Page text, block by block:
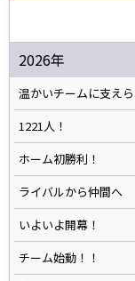
2026年
温かいチームに支え
1221人！
ホーム初勝利！
ライバルから仲間へ
いよいよ開幕！
チーム始動！！